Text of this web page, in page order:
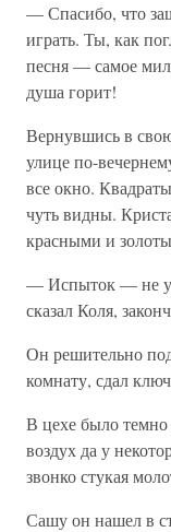
— Спасибо, что
играть. Ты, как
песня — самое
душа горит!
Вернувшись в
улице по-
все окно.
чуть видны.
красными и
— Испыток — не
сказал Коля,
Он решительно
комнату, сдал
В цехе было темно
воздух да у
звонко стукая
Сашу он нашел в